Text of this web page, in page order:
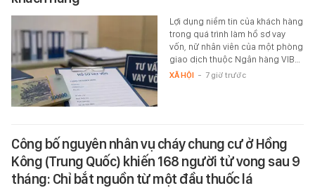
Lợi dụng niềm tin của khách hàng
trong quá trình làm hồ sơ vay
vốn, nữ nhân viên của một phòng
giao dịch thuộc Ngân hàng VIB…
XÃ HỘI - 7 giờ trước
Công bố nguyên nhân vụ cháy chung cư ở Hồng
Kông (Trung Quốc) khiến 168 người tử vong sau 9
tháng: Chỉ bắt nguồn từ một đầu thuốc lá